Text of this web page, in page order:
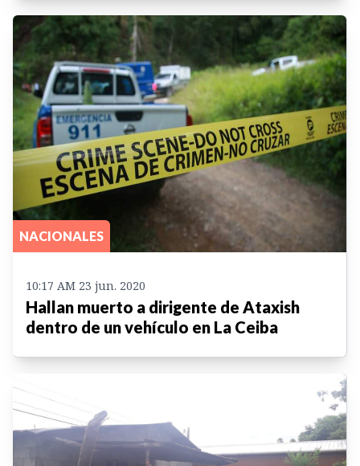
NACIONALES
10:17 AM 23 jun. 2020
Hallan muerto a dirigente de Ataxish
dentro de un vehículo en La Ceiba